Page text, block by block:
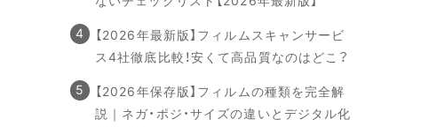
【2026年最新版】フィルムスキャンサービ
ス4社徹底比較！安くて高品質なのはどこ？
【2026年保存版】フィルムの種類を完全解
説｜ネガ・ポジ・サイズの違いとデジタル化